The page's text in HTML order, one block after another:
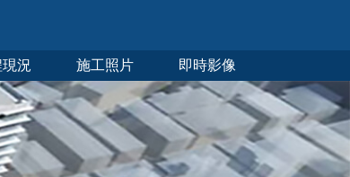
況 施工照片 即時影像